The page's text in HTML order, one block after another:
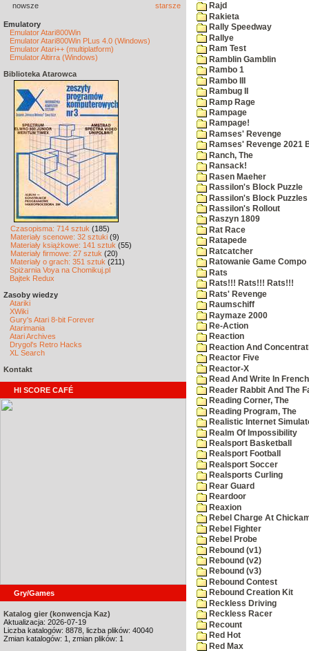
nowsze starsze
Emulatory
Emulator Atari800Win
Emulator Atari800Win PLus 4.0 (Windows)
Emulator Atari++ (multiplatform)
Emulator Altirra (Windows)
Biblioteka Atarowca
Czasopisma: 714 sztuk (185)
Materiały scenowe: 32 sztuki (9)
Materiały książkowe: 141 sztuk (55)
Materiały firmowe: 27 sztuk (20)
Materiały o grach: 351 sztuk (211)
Spiżarnia Voya na Chomikuj.pl
Bajtek Redux
Zasoby wiedzy
Atariki
XWiki
Gury's Atari 8-bit Forever
Atarimania
Atari Archives
Drygol's Retro Hacks
XL Search
Kontakt
HI SCORE CAFÉ
Gry/Games
Katalog gier (konwencja Kaz)
Aktualizacja: 2026-07-19
Liczba katalogów: 8878, liczba plików: 40040
Zmian katalogów: 1, zmian plików: 1
Rajd
Rakieta
Rally Speedway
Rallye
Ram Test
Ramblin Gamblin
Rambo 1
Rambo III
Rambug II
Ramp Rage
Rampage
Rampage!
Ramses' Revenge
Ramses' Revenge 2021
Ranch, The
Ransack!
Rasen Maeher
Rassilon's Block Puzzle
Rassilon's Block Puzzles
Rassilon's Rollout
Raszyn 1809
Rat Race
Ratapede
Ratcatcher
Ratowanie Game Compo
Rats
Rats!!! Rats!!! Rats!!!
Rats' Revenge
Raumschiff
Raymaze 2000
Re-Action
Reaction
Reaction And
Reactor Five
Reactor-X
Read And Write In
Reader Rabbit And The
Reading Corner, The
Reading Program, The
Realistic Internet
Realm Of Impossibility
Realsport Basketball
Realsport Football
Realsport Soccer
Realsports Curling
Rear Guard
Reardoor
Reaxion
Rebel Charge At
Rebel Fighter
Rebel Probe
Rebound (v1)
Rebound (v2)
Rebound (v3)
Rebound Contest
Rebound Creation Kit
Reckless Driving
Reckless Racer
Recount
Red Hot
Red Max